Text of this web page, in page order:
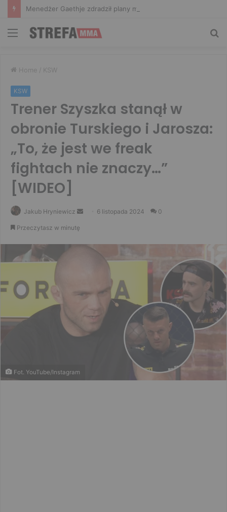
Menu
Home / KSW
KSW
Trener Szyszka stanął w
obronie Turskiego i Jarosza:
„To, że jest we freak
fightach nie znaczy…”
[WIDEO]
Jakub Hryniewicz
Send 6 listopada 2024 0
Przeczytasz w minutę
Fot. YouTube/Instagram